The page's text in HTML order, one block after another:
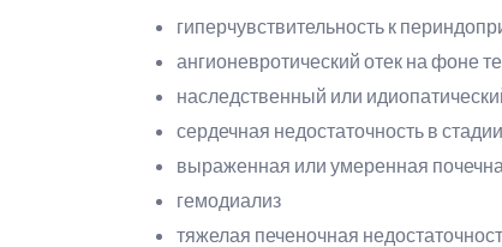
гиперчувствительность к
ангионевротический отек на фоне
наследственный или
сердечная недостаточность в
выраженная или умеренная
гемодиализ
тяжелая печеночная